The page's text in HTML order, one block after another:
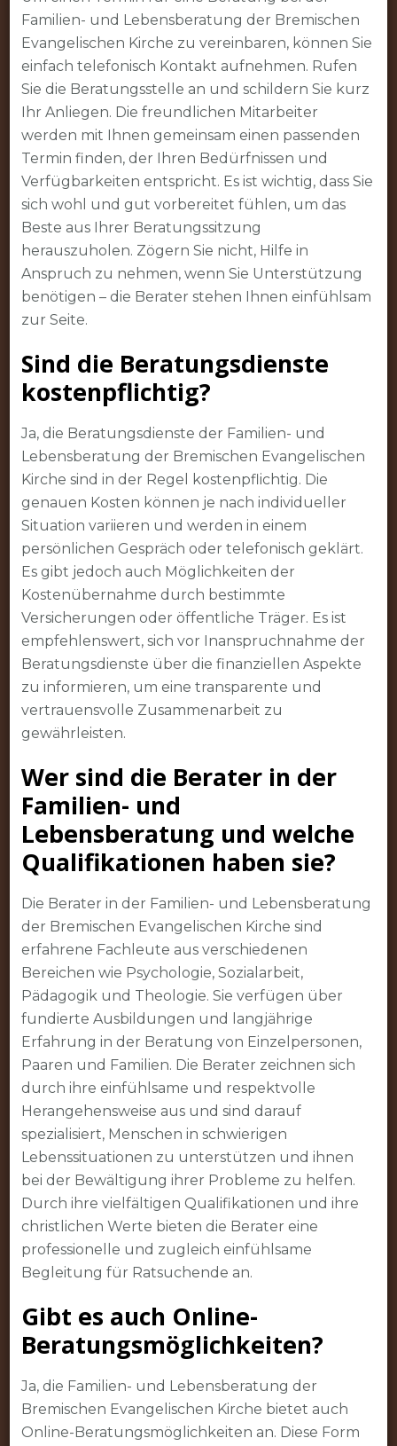
Familien- und Lebensberatung der Bremischen
Evangelischen Kirche zu vereinbaren, können Sie
einfach telefonisch Kontakt aufnehmen. Rufen
Sie die Beratungsstelle an und schildern Sie kurz
Ihr Anliegen. Die freundlichen Mitarbeiter
werden mit Ihnen gemeinsam einen passenden
Termin finden, der Ihren Bedürfnissen und
Verfügbarkeiten entspricht. Es ist wichtig, dass Sie
sich wohl und gut vorbereitet fühlen, um das
Beste aus Ihrer Beratungssitzung
herauszuholen. Zögern Sie nicht, Hilfe in
Anspruch zu nehmen, wenn Sie Unterstützung
benötigen – die Berater stehen Ihnen einfühlsam
zur Seite.
Sind die Beratungsdienste
kostenpflichtig?
Ja, die Beratungsdienste der Familien- und
Lebensberatung der Bremischen Evangelischen
Kirche sind in der Regel kostenpflichtig. Die
genauen Kosten können je nach individueller
Situation variieren und werden in einem
persönlichen Gespräch oder telefonisch geklärt.
Es gibt jedoch auch Möglichkeiten der
Kostenübernahme durch bestimmte
Versicherungen oder öffentliche Träger. Es ist
empfehlenswert, sich vor Inanspruchnahme der
Beratungsdienste über die finanziellen Aspekte
zu informieren, um eine transparente und
vertrauensvolle Zusammenarbeit zu
gewährleisten.
Wer sind die Berater in der
Familien- und
Lebensberatung und welche
Qualifikationen haben sie?
Die Berater in der Familien- und Lebensberatung
der Bremischen Evangelischen Kirche sind
erfahrene Fachleute aus verschiedenen
Bereichen wie Psychologie, Sozialarbeit,
Pädagogik und Theologie. Sie verfügen über
fundierte Ausbildungen und langjährige
Erfahrung in der Beratung von Einzelpersonen,
Paaren und Familien. Die Berater zeichnen sich
durch ihre einfühlsame und respektvolle
Herangehensweise aus und sind darauf
spezialisiert, Menschen in schwierigen
Lebenssituationen zu unterstützen und ihnen
bei der Bewältigung ihrer Probleme zu helfen.
Durch ihre vielfältigen Qualifikationen und ihre
christlichen Werte bieten die Berater eine
professionelle und zugleich einfühlsame
Begleitung für Ratsuchende an.
Gibt es auch Online-
Beratungsmöglichkeiten?
Ja, die Familien- und Lebensberatung der
Bremischen Evangelischen Kirche bietet auch
Online-Beratungsmöglichkeiten an. Diese Form